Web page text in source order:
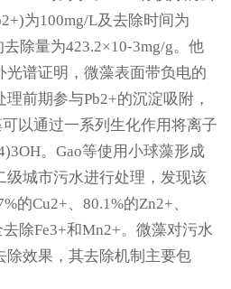
为100mg/L及去除时间为
除量为423.2×10-3mg/g。他
光谱证明，微藻表面带负电的
前期参与Pb2+的沉淀吸附，
以通过一系列生化作用将离子
。Gao等使用小球藻形成
级城市污水进行处理，发现该
的Cu2+、80.1%的Zn2+、
除Fe3+和Mn2+。微藻对污水
除效果，其去除机制主要包